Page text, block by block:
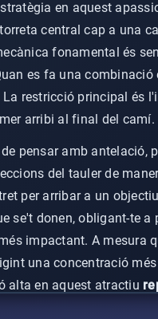
en aquest
central cap a una
fonamental és
es fa una
restricció principal és
arribi al final del camí.
pensar amb antelació,
del tauler de
per arribar a un
se't donen, obligant-te
impactant. A mesura
una concentració
alta en aquest atractiu